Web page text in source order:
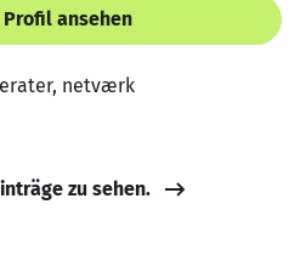
Profil ansehen
netværk
zu sehen.